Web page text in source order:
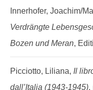
Innerhofer, Joachim/
Verdrängte
Bozen und Meran,
Picciotto, Liliana, Il
dall’Italia (1943-1945),